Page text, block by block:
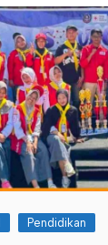
Pendidikan